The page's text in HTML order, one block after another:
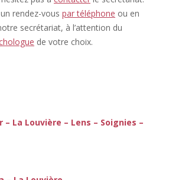
rendez-vous par téléphone ou en
secrétariat, à l’attention du
de votre choix.
– La Louvière – Lens – Soignies –